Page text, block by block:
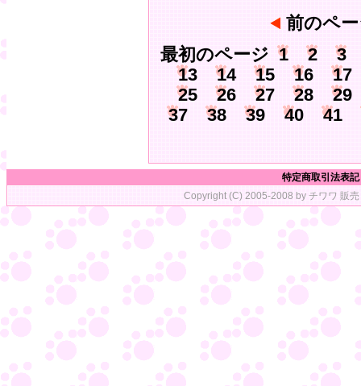
前のペ
最初のページ 1 2 3
13
14 15 16
17
25
26 27 28
29
37
38 39 40 41
特定商取引法表記
Copyright (C) 2005-2008 by チワワ 販